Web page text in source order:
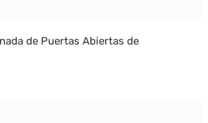
de Puertas Abiertas de